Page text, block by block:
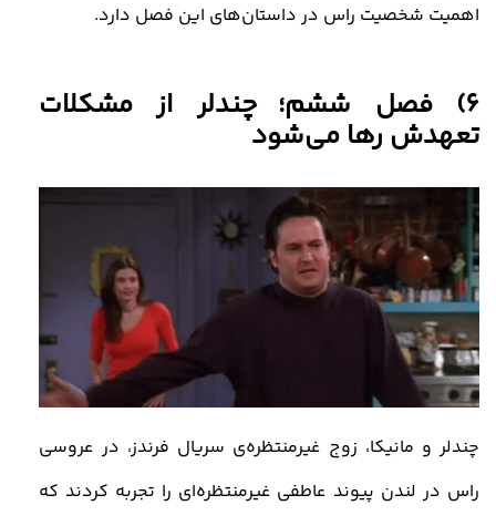
اهمیت شخصیت راس در داستان‌های این فصل دارد.
6) فصل ششم؛چندلر از مشکلات
تعهدش رها می‌شود
چندلر و مانیکا، زوج غیرمنتظره‌ی سریال فرندز، در عروسی
راس در لندن پیوند عاطفی غیرمنتظره‌ای را تجربه کردند که